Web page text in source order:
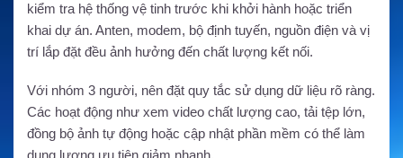
kiểm tra hệ thống vệ tinh trước khi khởi hành hoặc triển
khai dự án. Anten, modem, bộ định tuyến, nguồn điện và vị
trí lắp đặt đều ảnh hưởng đến chất lượng kết nối.
Với nhóm 3 người, nên đặt quy tắc sử dụng dữ liệu rõ ràng.
Các hoạt động như xem video chất lượng cao, tải tệp lớn,
đồng bộ ảnh tự động hoặc cập nhật phần mềm có thể làm
dung lượng ưu tiên giảm nhanh.